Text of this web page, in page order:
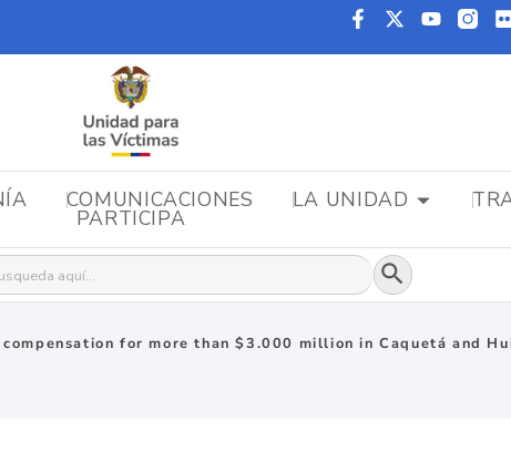
COMUNICACIONES LA UNIDAD
PARTICIPA
Botón de
for more than $3.000 million in Caquetá and